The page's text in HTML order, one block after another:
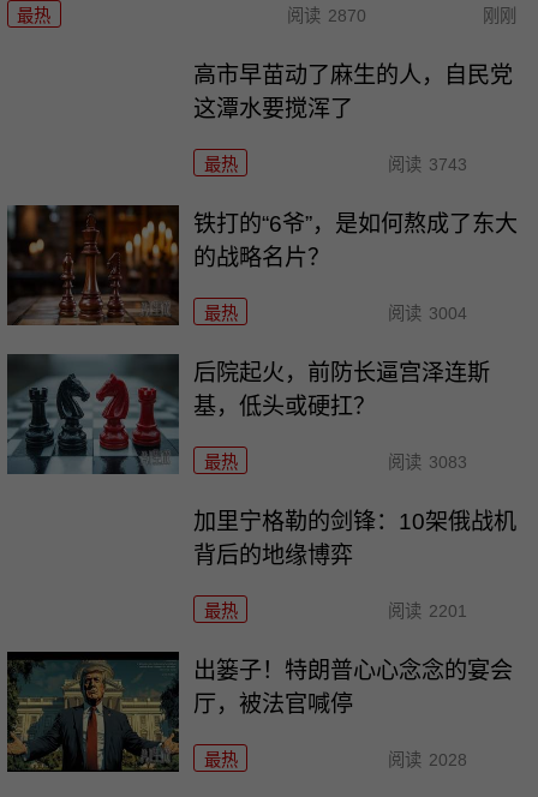
最热 阅读 2870 刚刚
高市早苗动了麻生的人，自民党
这潭水要搅浑了
最热 阅读 3743
铁打的“6爷”，是如何熬成了东大
的战略名片？
最热 阅读 3004
后院起火，前防长逼宫泽连斯
基，低头或硬扛？
最热 阅读 3083
加里宁格勒的剑锋：10架俄战机
背后的地缘博弈
最热 阅读 2201
出篓子！特朗普心心念念的宴会
厅，被法官喊停
最热 阅读 2028